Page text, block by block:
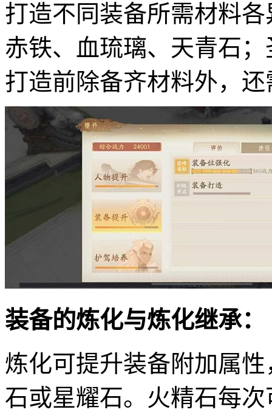
打造不同装备所需材料
赤铁、血琉璃、天青石
打造前除备齐材料外，
装备的炼化与炼化继承：
炼化可提升装备附加属
石或星耀石。火精石每